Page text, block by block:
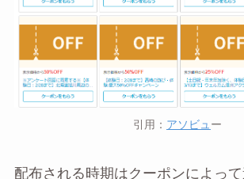
引用： アソビュ ー
配布される時期はクーポンによって